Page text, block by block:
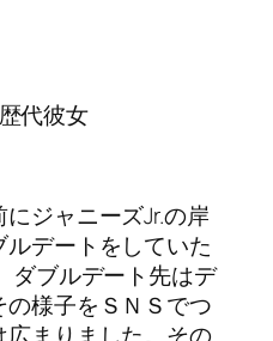
代彼女
ジャニーズJr.の岸
デートをしていた
ダブルデート先はデ
様子をＳＮＳでつ